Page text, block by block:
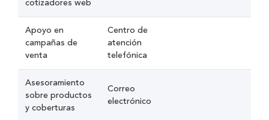
Proveedores
Sindicatos
cotizadores web
Apoyo en
campañas de
venta
Centro de
atención
telefónica
Asesoramiento
sobre productos
y coberturas
Correo
electrónico